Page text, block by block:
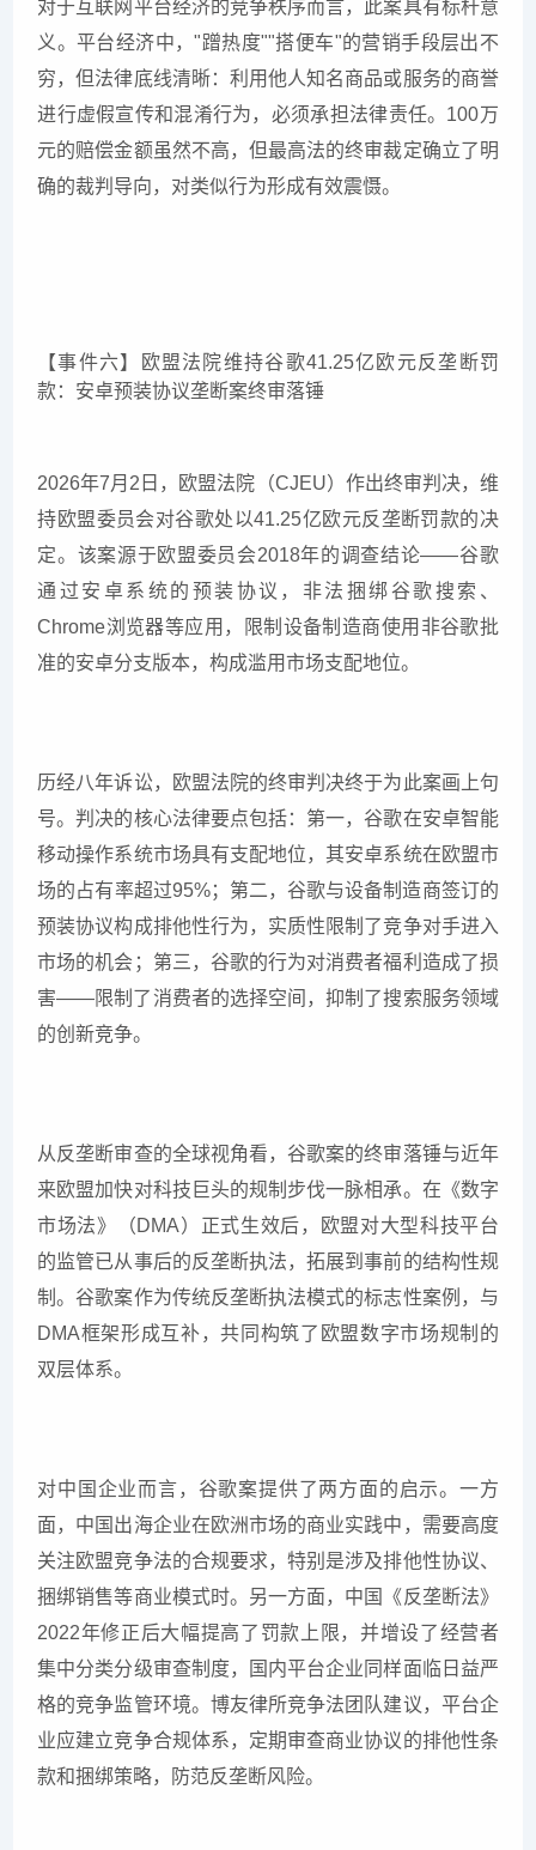
对于互联网平台经济的竞争秩序而言，此案具有标杆意
义。平台经济中，"蹭热度""搭便车"的营销手段层出不
穷，但法律底线清晰：利用他人知名商品或服务的商誉
进行虚假宣传和混淆行为，必须承担法律责任。100万
元的赔偿金额虽然不高，但最高法的终审裁定确立了明
确的裁判导向，对类似行为形成有效震慑。
【事件六】欧盟法院维持谷歌41.25亿欧元反垄断罚
款：安卓预装协议垄断案终审落锤
2026年7月2日，欧盟法院（CJEU）作出终审判决，维
持欧盟委员会对谷歌处以41.25亿欧元反垄断罚款的决
定。该案源于欧盟委员会2018年的调查结论——谷歌
通过安卓系统的预装协议，非法捆绑谷歌搜索、
Chrome浏览器等应用，限制设备制造商使用非谷歌批
准的安卓分支版本，构成滥用市场支配地位。
历经八年诉讼，欧盟法院的终审判决终于为此案画上句
号。判决的核心法律要点包括：第一，谷歌在安卓智能
移动操作系统市场具有支配地位，其安卓系统在欧盟市
场的占有率超过95%；第二，谷歌与设备制造商签订的
预装协议构成排他性行为，实质性限制了竞争对手进入
市场的机会；第三，谷歌的行为对消费者福利造成了损
害——限制了消费者的选择空间，抑制了搜索服务领域
的创新竞争。
从反垄断审查的全球视角看，谷歌案的终审落锤与近年
来欧盟加快对科技巨头的规制步伐一脉相承。在《数字
市场法》（DMA）正式生效后，欧盟对大型科技平台
的监管已从事后的反垄断执法，拓展到事前的结构性规
制。谷歌案作为传统反垄断执法模式的标志性案例，与
DMA框架形成互补，共同构筑了欧盟数字市场规制的
双层体系。
对中国企业而言，谷歌案提供了两方面的启示。一方
面，中国出海企业在欧洲市场的商业实践中，需要高度
关注欧盟竞争法的合规要求，特别是涉及排他性协议、
捆绑销售等商业模式时。另一方面，中国《反垄断法》
2022年修正后大幅提高了罚款上限，并增设了经营者
集中分类分级审查制度，国内平台企业同样面临日益严
格的竞争监管环境。博友律所竞争法团队建议，平台企
业应建立竞争合规体系，定期审查商业协议的排他性条
款和捆绑策略，防范反垄断风险。